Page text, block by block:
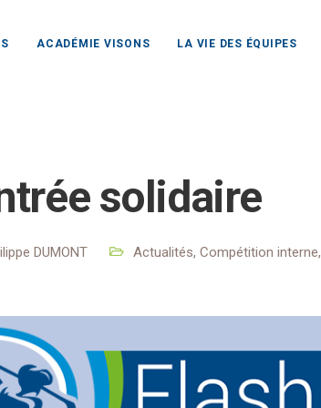
ACADÉMIE VISONS LA VIE DES ÉQUIPES
solidaire
DUMONT Actualités, Compétition interne,